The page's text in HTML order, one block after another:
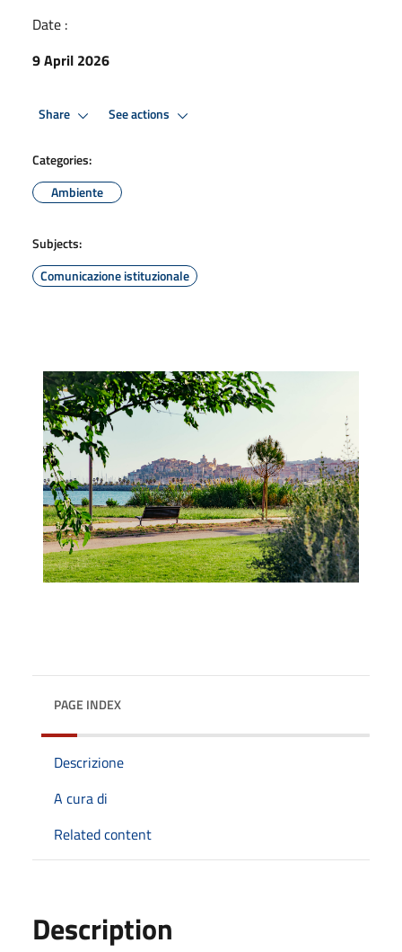
Date :
9 April 2026
Share See actions
Categories:
Ambiente
Subjects:
Comunicazione istituzionale
PAGE INDEX
Descrizione
A cura di
Related content
Description